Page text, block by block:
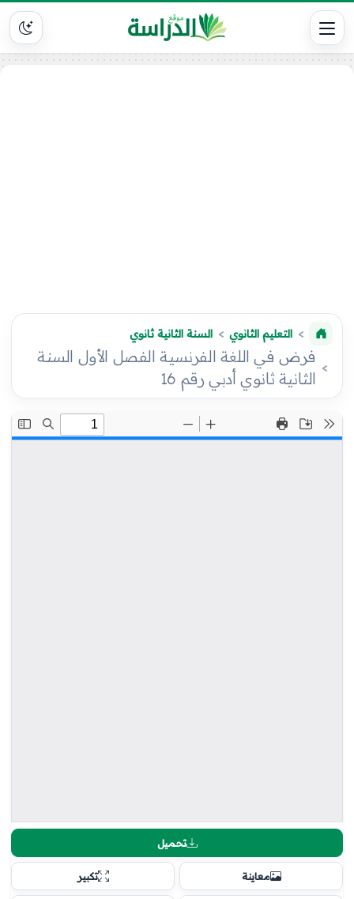
التعليم الثانوي السنة الثانية ثانوي
فرض في اللغة الفرنسية الفصل الأول السنة
الثانية ثانوي أدبي رقم 16
تحميل
معاينة تكبير